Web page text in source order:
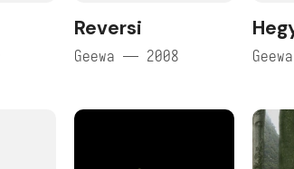
Reversi
Geewa — 2008